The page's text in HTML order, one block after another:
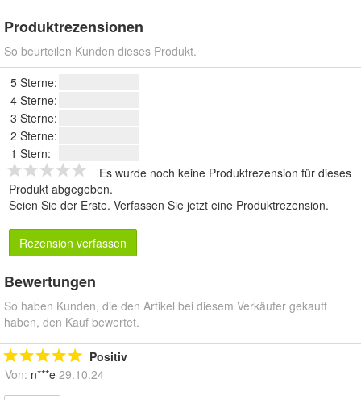
Produktrezensionen
So beurteilen Kunden dieses Produkt.
5 Sterne:
4 Sterne:
3 Sterne:
2 Sterne:
1 Stern:
Es wurde noch keine Produktrezension für dieses
Produkt abgegeben.
Seien Sie der Erste. Verfassen Sie jetzt eine Produktrezension.
Rezension verfassen
Bewertungen
So haben Kunden, die den Artikel bei diesem Verkäufer gekauft
haben, den Kauf bewertet.
Positiv
Von: n***e 29.10.24